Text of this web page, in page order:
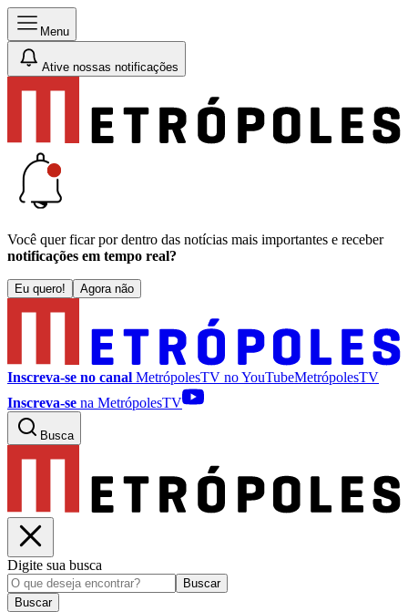
Menu
Ative nossas notificações
Você quer ficar por dentro das notícias mais importantes e receber
notificações em tempo real?
Eu quero! Agora não
Inscreva-se no canal MetrópolesTV noYouTubeMetrópolesTV
Inscreva-se na MetrópolesTV
Busca
Digite sua busca
Buscar
Buscar